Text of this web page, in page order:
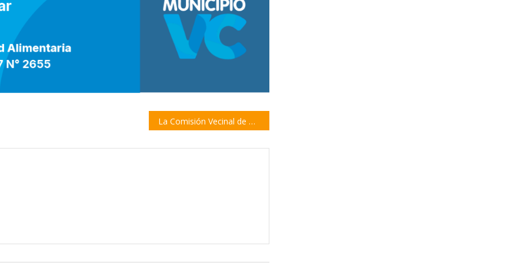
La Comisión Vecinal de Barrio Santa Mónica rechaza el cambio de circulación en calle Mosconi